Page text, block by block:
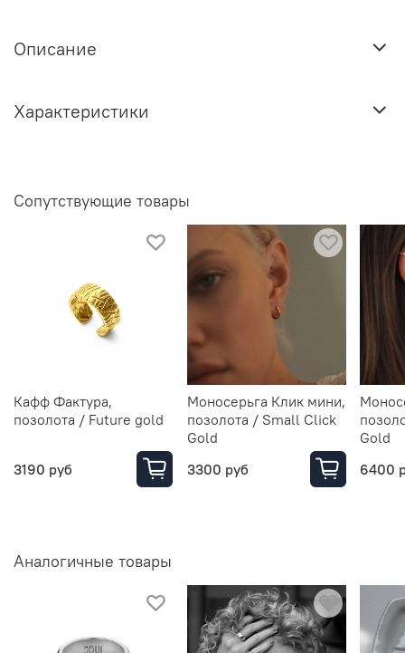
Описание
Характеристики
Сопутствующие товары
Кафф Фактура,
позолота / Future gold
3190 руб
Моносерьга Клик мини,
позолота / Small Click
Gold
3300 руб
Gold
6400
Аналогичные товары